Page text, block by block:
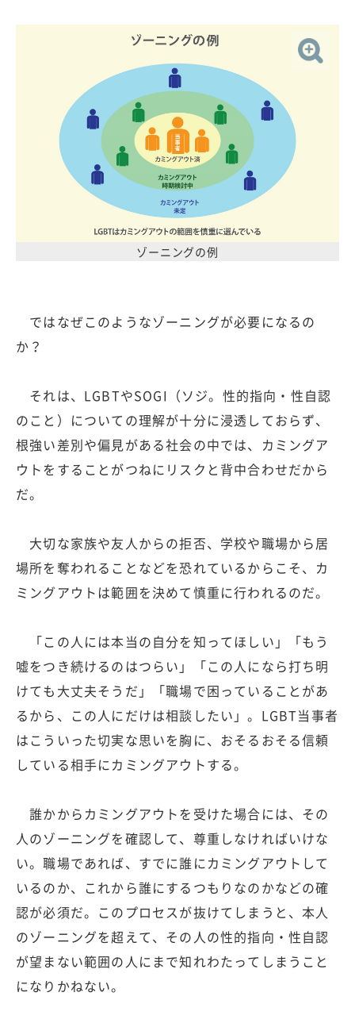
ゾーニングの例
ではなぜこのようなゾーニングが必要になるの
か？
それは、LGBTやSOGI（ソジ。性的指向・性自認
のこと）についての理解が十分に浸透しておらず、
根強い差別や偏見がある社会の中では、カミングア
ウトをすることがつねにリスクと背中合わせだから
だ。
大切な家族や友人からの拒否、学校や職場から居
場所を奪われることなどを恐れているからこそ、カ
ミングアウトは範囲を決めて慎重に行われるのだ。
「この人には本当の自分を知ってほしい」「もう
嘘をつき続けるのはつらい」「この人になら打ち明
けても大丈夫そうだ」「職場で困っていることがあ
るから、この人にだけは相談したい」。LGBT当事者
はこういった切実な思いを胸に、おそるおそる信頼
している相手にカミングアウトする。
誰かからカミングアウトを受けた場合には、その
人のゾーニングを確認して、尊重しなければいけな
い。職場であれば、すでに誰にカミングアウトして
いるのか、これから誰にするつもりなのかなどの確
認が必須だ。このプロセスが抜けてしまうと、本人
のゾーニングを超えて、その人の性的指向・性自認
が望まない範囲の人にまで知れわたってしまうこと
になりかねない。